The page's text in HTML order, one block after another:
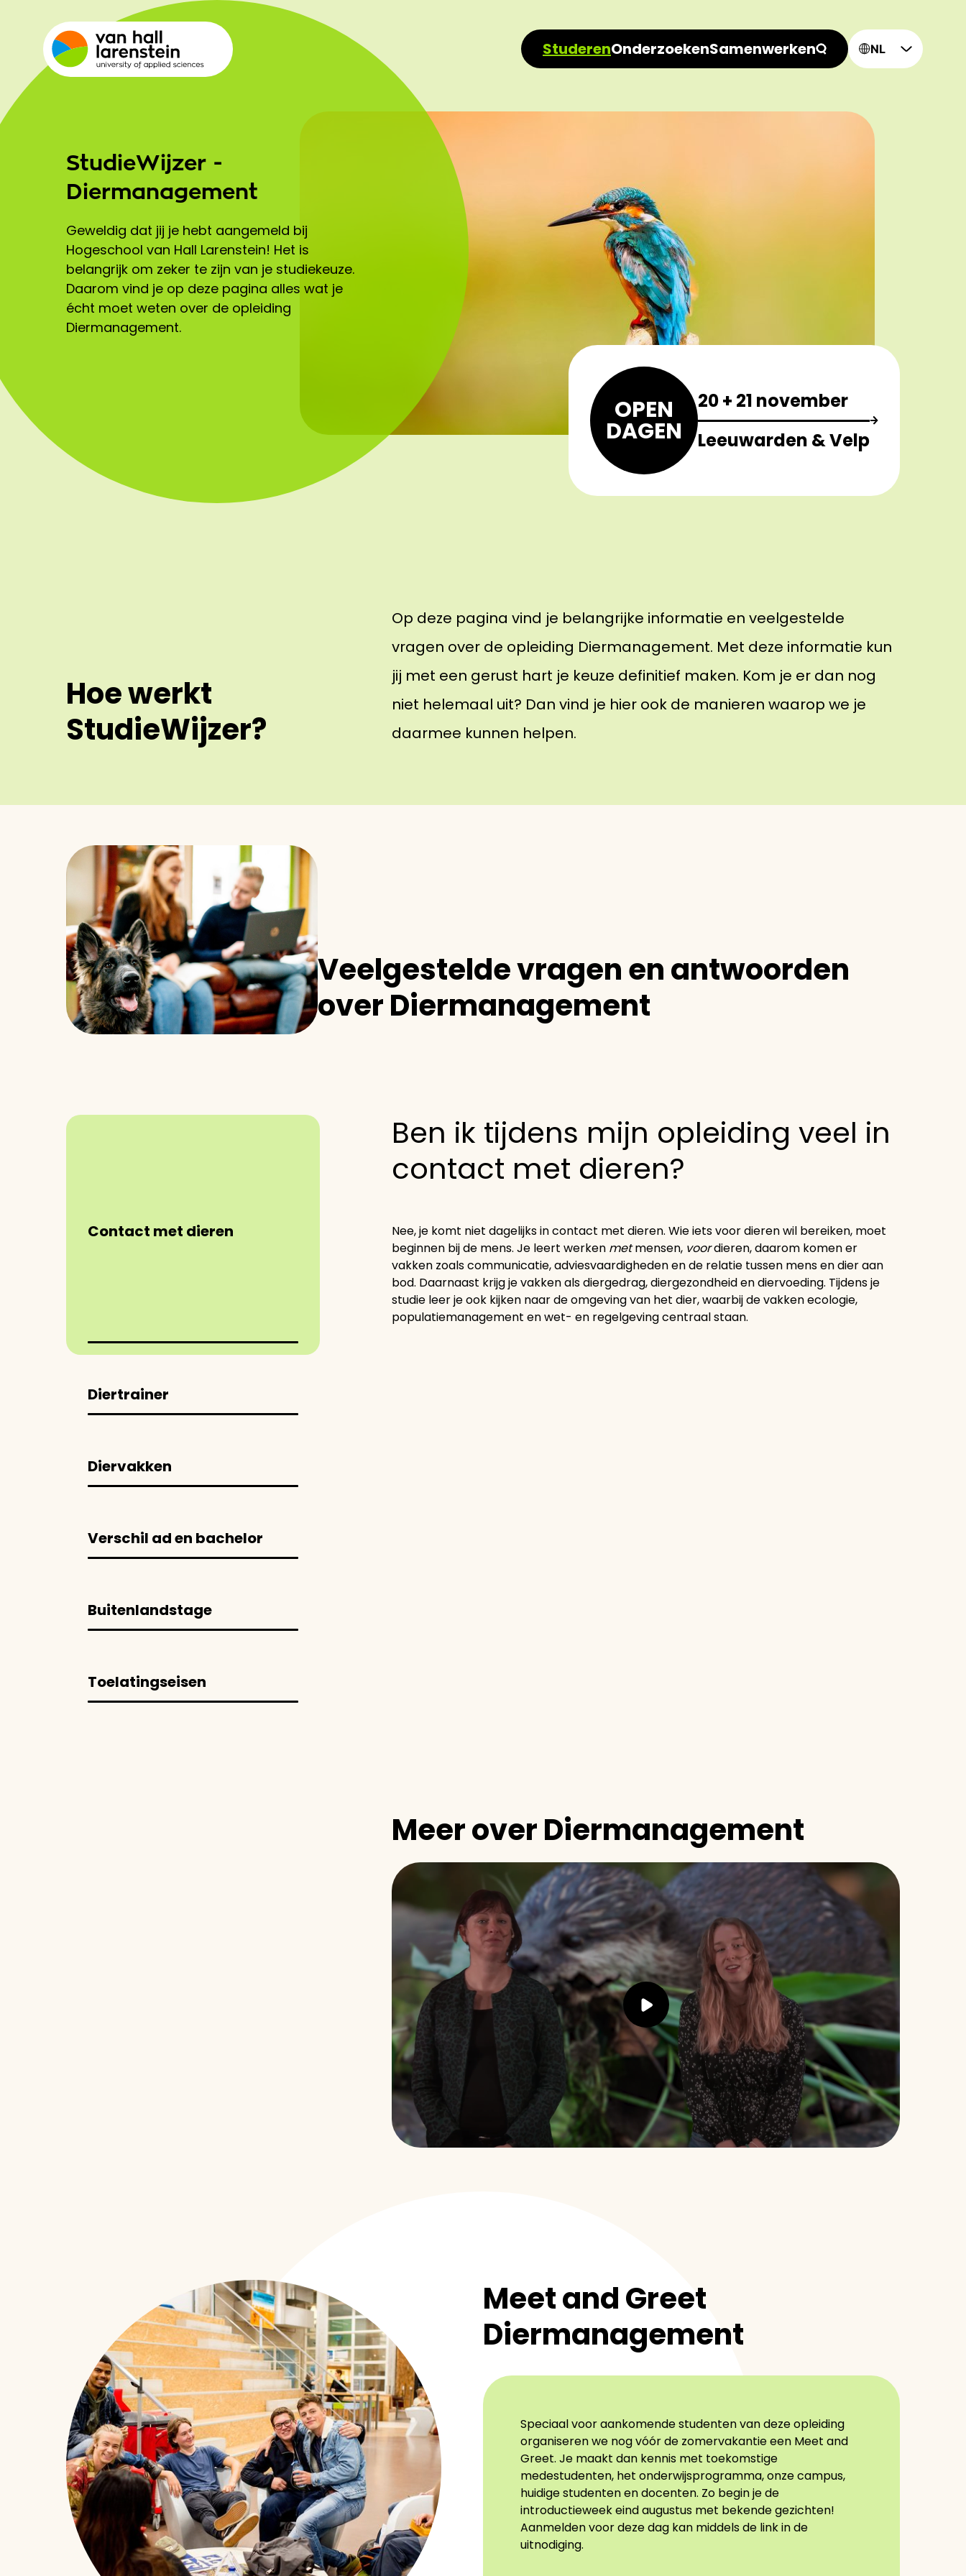
StuderenOnderzoekenSamenwerken NL
StudieWijzer -
Diermanagement
Geweldig dat jij je hebt aangemeld bij
Hogeschool van Hall Larenstein! Het is
belangrijk om zeker te zijn van je studiekeuze.
Daarom vind je op deze pagina alles wat je
écht moet weten over de opleiding
Diermanagement.
OPEN
DAGEN
20 + 21 november
Leeuwarden & Velp
Hoe werkt
StudieWijzer?
Op deze pagina vind je belangrijke informatie en veelgestelde
vragen over de opleiding Diermanagement. Met deze informatie kun
jij met een gerust hart je keuze definitief maken. Kom je er dan nog
niet helemaal uit? Dan vind je hier ook de manieren waarop we je
daarmee kunnen helpen.
Veelgestelde vragen en antwoorden
over Diermanagement
Contact met dieren
Ben ik tijdens mijn opleiding veel in
contact met dieren?
Nee, je komt niet dagelijks in contact met dieren. Wie iets voor dieren wil bereiken, moet
beginnen bij de mens. Je leert werken metmensen, voordieren, daarom komen er
vakken zoals communicatie, adviesvaardigheden en de relatie tussen mens en dier aan
bod. Daarnaast krijg je vakken als diergedrag, diergezondheid en diervoeding. Tijdens je
studie leer je ook kijken naar de omgeving van het dier, waarbij de vakken ecologie,
populatiemanagement en wet- en regelgeving centraal staan.
Diertrainer
Diervakken
Verschil ad en bachelor
Buitenlandstage
Toelatingseisen
Meer over Diermanagement
Meet and Greet
Diermanagement
Speciaal voor aankomende studenten van deze opleiding
organiseren we nog vóór de zomervakantie een Meet and
Greet. Je maakt dan kennis met toekomstige
medestudenten, het onderwijsprogramma, onze campus,
huidige studenten en docenten. Zo begin je de
introductieweek eind augustus met bekende gezichten!
Aanmelden voor deze dag kan middels de link in de
uitnodiging.